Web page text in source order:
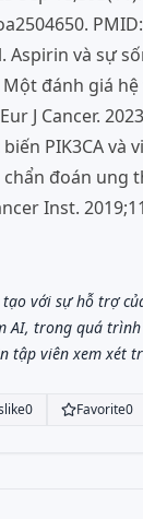
Aspirin và sự
đánh giá
J Cancer.
PIK3CA và
đoán ung
Inst.
với sự hỗ trợ
AI, trong quá
tập viên xem xét
0 Favorite0